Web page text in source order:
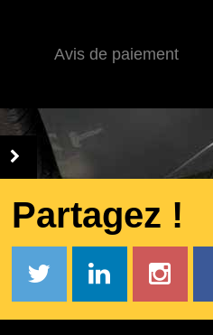
Avis de paiement
Partagez !